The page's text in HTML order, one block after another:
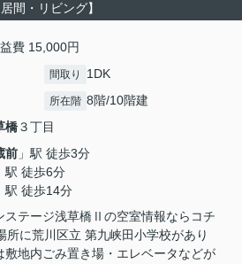
居間・リビング】
費 15,000円
間取り 1DK
所在階 8階/10階建
橋３丁目
前 」駅 徒歩3分
駅 徒歩6分
駅 徒歩14分
ステージ浅草橋Ⅱの空室情報ならコチ
所に荒川区立 第九峡田小学校があり
敷地内ごみ置き場・エレベータなどが